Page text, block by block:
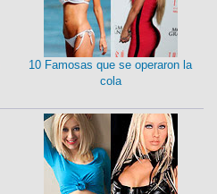
10 Famosas que se operaron la
cola